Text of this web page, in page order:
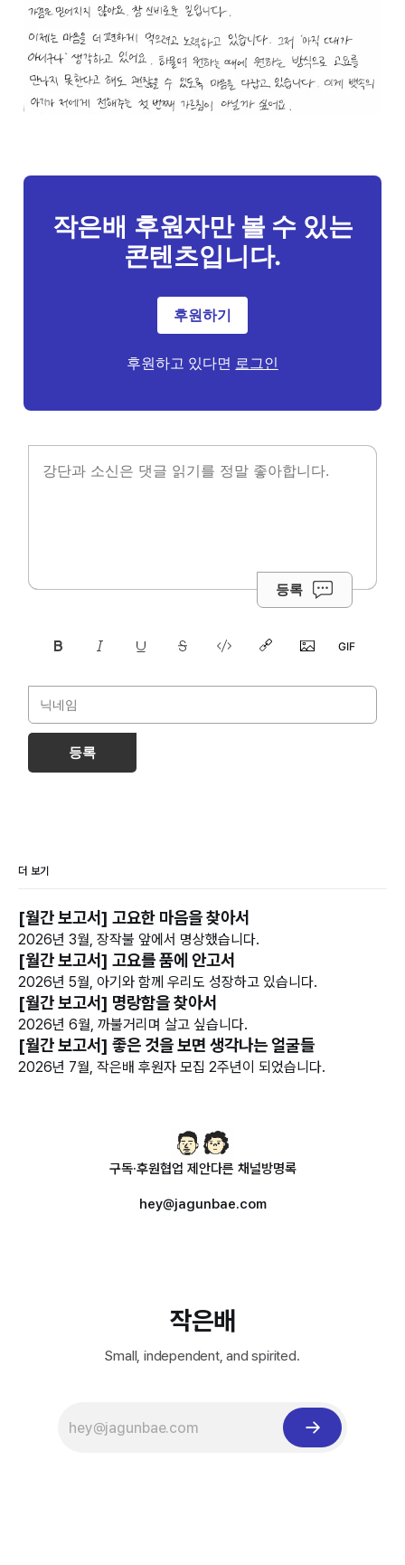
작은배 후원자만 볼 수 있는
콘텐츠입니다.
후원하기
후원하고 있다면 로그인
등록
등록
더 보기
[월간 보고서] 고요한 마음을 찾아서
2026년 3월, 장작불 앞에서 명상했습니다.
[월간 보고서] 고요를 품에 안고서
2026년 5월, 아기와 함께 우리도 성장하고 있습니다.
[월간 보고서] 명랑함을 찾아서
2026년 6월, 까불거리며 살고 싶습니다.
[월간 보고서] 좋은 것을 보면 생각나는 얼굴들
2026년 7월, 작은배 후원자 모집 2주년이 되었습니다.
구독·후원협업 제안다른 채널방명록
hey@jagunbae.com
작은배
Small, independent, and spirited.